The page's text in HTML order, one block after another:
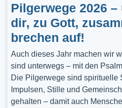
Pilgerwege 2026
dir, zu Gott,
brechen auf!
Auch dieses Jahr machen wir
sind unterwegs – mit den
Die Pilgerwege sind spirituelle
Impulsen, Stille und
gehalten – damit auch